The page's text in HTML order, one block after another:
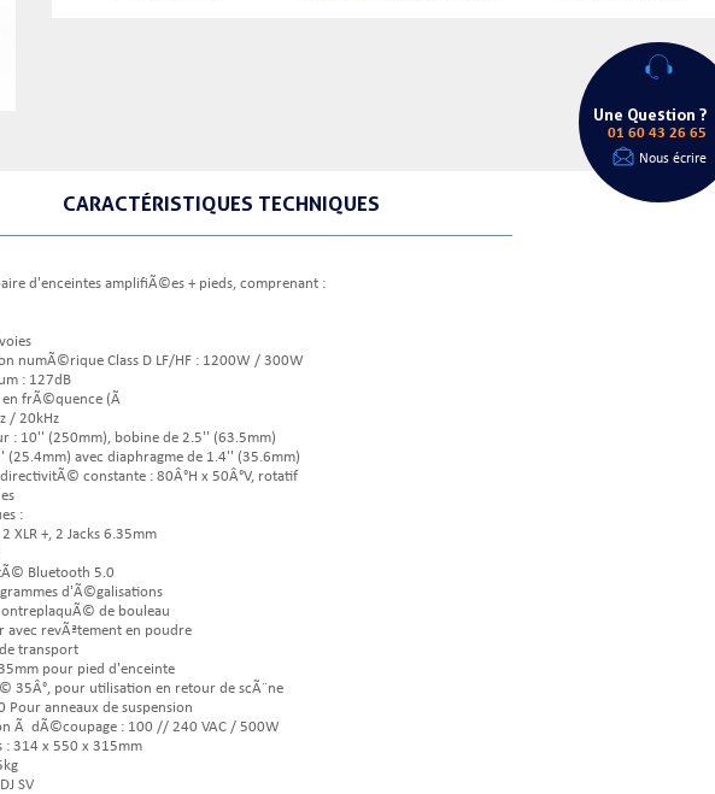
CARACTÉRISTIQUES TECHNIQUES
d'enceintes amplifiÃ©es + pieds, comprenant :
numÃ©rique Class D LF/HF : 1200W / 300W
: 127dB
en frÃ©quence (Ã
/ 20kHz
: 10'' (250mm), bobine de 2.5'' (63.5mm)
(25.4mm) avec diaphragme de 1.4'' (35.6mm)
constante : 80Â°H x 50Â°V, rotatif
:
XLR +, 2 Jacks 6.35mm
Bluetooth 5.0
d'Ã©galisations
de bouleau
avec revÃªtement en poudre
transport
pour pied d'enceinte
35Â°, pour utilisation en retour de scÃ¨ne
Pour anneaux de suspension
Ã dÃ©coupage : 100 // 240 VAC / 500W
: 314 x 550 x 315mm
SV
Une Question ?
01 60 43 26 65
Nous écrire